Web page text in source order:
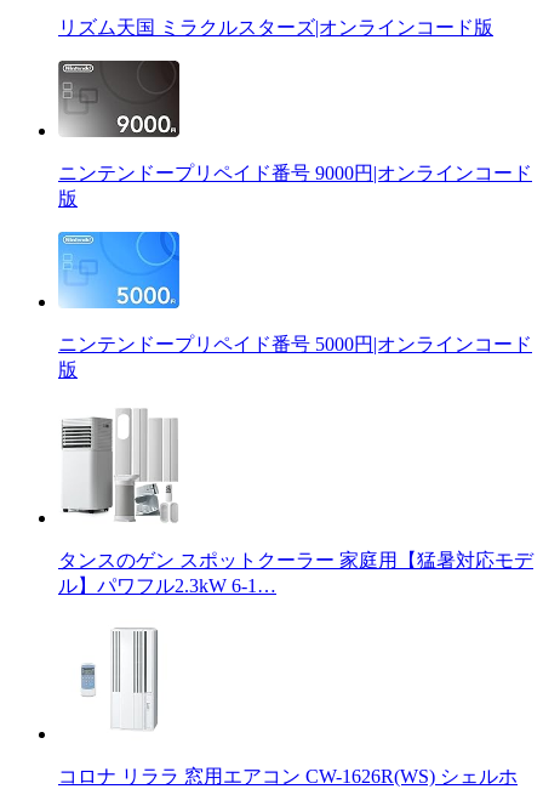
リズム天国 ミラクルスターズ|オンラインコード版
ニンテンドープリペイド番号 9000円|オンラインコード
版
ニンテンドープリペイド番号 5000円|オンラインコード
版
タンスのゲン スポットクーラー 家庭用【猛暑対応モデ
ル】パワフル2.3kW 6-1…
コロナ リララ 窓用エアコン CW-1626R(WS) シェルホ